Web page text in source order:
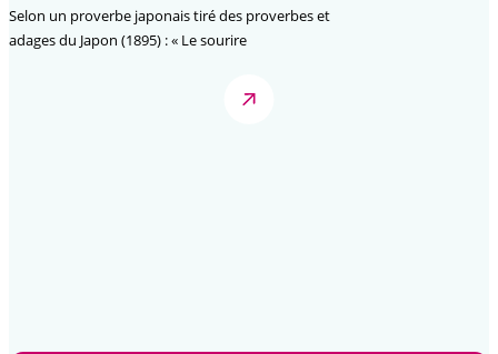
Selon un proverbe japonais tiré des proverbes et
adages du Japon (1895) : « Le sourire